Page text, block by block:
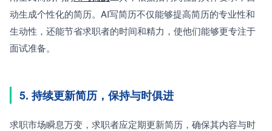
动生成个性化的简历。AI写简历不仅能够提高简历的专业性和
生动性，还能节省求职者的时间和精力，使他们能够更专注于
面试准备。
5. 持续更新简历，保持与时俱进
求职市场瞬息万变，求职者应定期更新简历，确保其内容与时